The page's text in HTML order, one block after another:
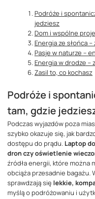
Podróże i
jedziesz
Dom i wspólne
Energia ze słońca
Pasje w naturze –
Energia w drodze –
Zasil to, co kochasz
Podróże i
tam, gdzie
Podczas wyjazdów poza
szybko okazuje się, jak
dostępu do prądu. Laptop
dron czy oświetlenie
źródła energii, które można
obciąża przesadnie bagażu.
sprawdzają się lekkie,
myślą o podróżowaniu i